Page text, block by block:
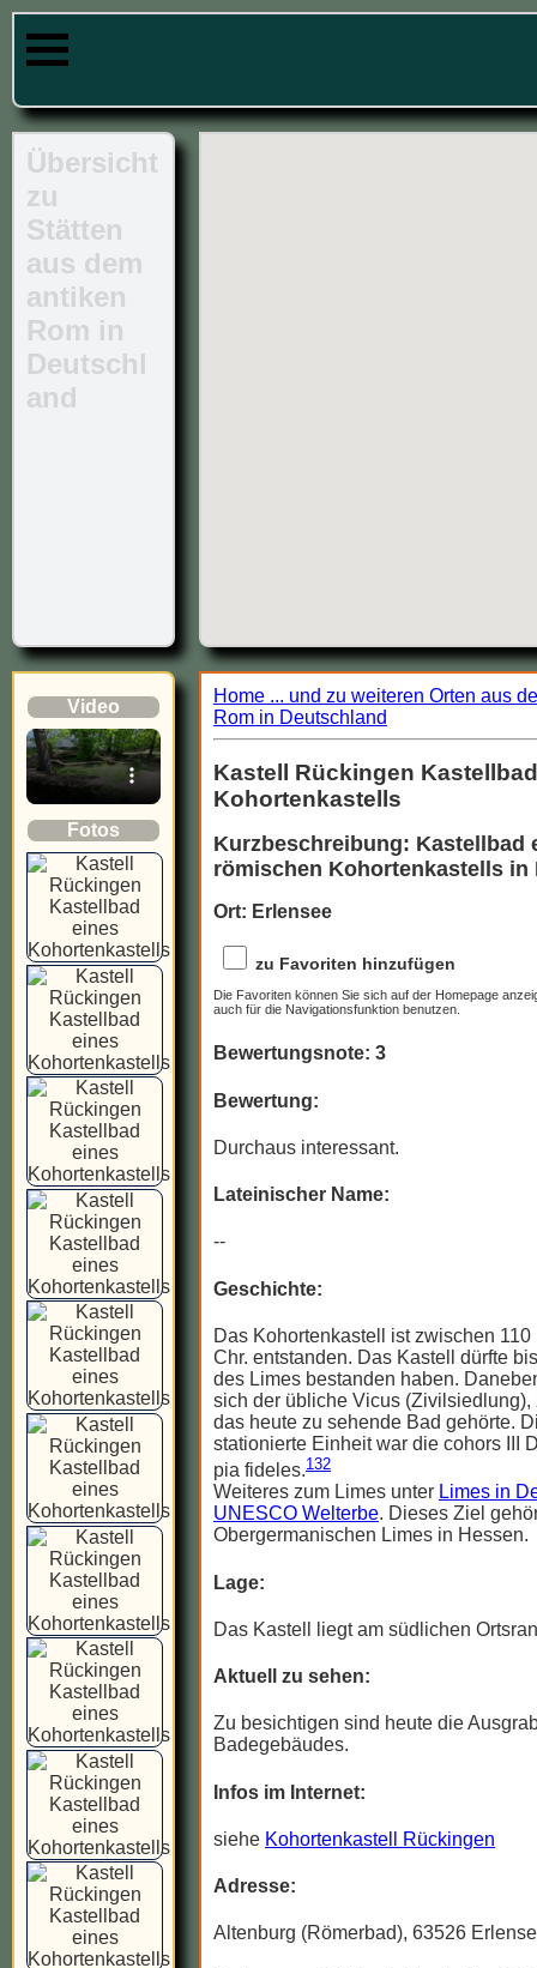
Video
Fotos
Home ... und zu weiteren Orten aus
Rom in Deutschland
Kastell Rückingen
Kohortenkastells
Kurzbeschreibung: Kastellbad
römischen Kohortenkastells in
Ort: Erlensee
zu Favoriten hinzufügen
Die Favoriten können Sie sich auf der Homepage
auch für die Navigationsfunktion benutzen.
Bewertungsnote: 3
Bewertung:
Durchaus interessant.
Lateinischer Name:
--
Geschichte:
Das Kohortenkastell ist zwischen 110
Chr. entstanden. Das Kastell dürfte
des Limes bestanden haben.
sich der übliche Vicus (Zivilsiedlung),
das heute zu sehende Bad gehörte.
stationierte Einheit war die cohors III
pia fideles.132
Weiteres zum Limes unter Limes in
UNESCO Welterbe. Dieses Ziel
Obergermanischen Limes in Hessen.
Lage:
Das Kastell liegt am südlichen
Aktuell zu sehen:
Zu besichtigen sind heute die
Badegebäudes.
Infos im Internet:
siehe Kohortenkastell Rückingen
Adresse:
Altenburg (Römerbad), 63526